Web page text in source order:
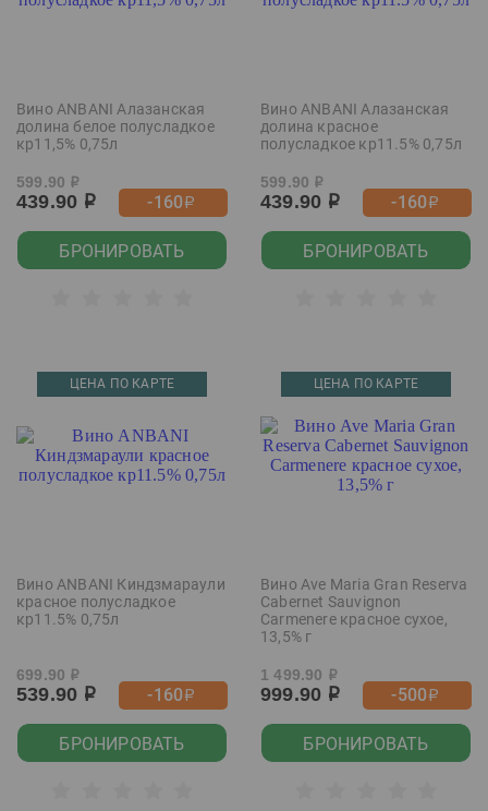
Вино ANBANI Алазанская
долина белое полусладкое
кр11,5% 0,75л
599.90 р
439.90 р -160р
БРОНИРОВАТЬ
Вино ANBANI Алазанская
долина красное
полусладкое кр11.5% 0,75л
599.90 р
439.90 р -160р
БРОНИРОВАТЬ
ЦЕНА ПО КАРТЕ
Вино ANBANI Киндзмараули
красное полусладкое
кр11.5% 0,75л
699.90 р
539.90 р -160р
БРОНИРОВАТЬ
ЦЕНА ПО КАРТЕ
Вино Ave Maria Gran Reserva
Cabernet Sauvignon
Carmenere красное сухое,
13,5% г
1 499.90 р
999.90 р -500р
БРОНИРОВАТЬ